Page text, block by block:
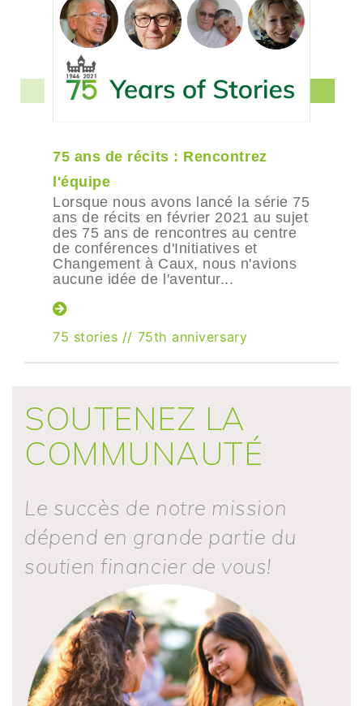
75 ans de récits : Rencontrez
l'équipe
Lorsque nous avons lancé la série 75
ans de récits en février 2021 au sujet
des 75 ans de rencontres au centre
de conférences d'Initiatives et
Changement à Caux, nous n'avions
aucune idée de l'aventur...
75 stories // 75th anniversary
SOUTENEZ LA
COMMUNAUTÉ
Le succès de notre mission
dépend en grande partie du
soutien financier de vous!